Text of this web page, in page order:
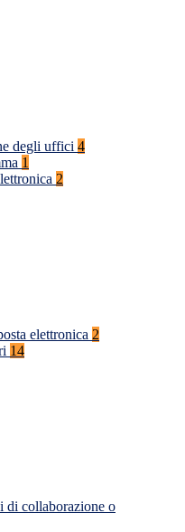
degli uffici 4
1
2
elettronica 2
14
di collaborazione o